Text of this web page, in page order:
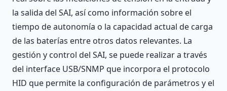
la salida del SAI, así como información sobre el
tiempo de autonomía o la capacidad actual de carga
de las baterías entre otros datos relevantes. La
gestión y control del SAI, se puede realizar a través
del interface USB/SNMP que incorpora el protocolo
HID que permite la configuración de parámetros y el